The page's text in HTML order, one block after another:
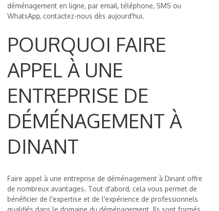
déménagement en ligne, par email, téléphone, SMS ou
WhatsApp, contactez-nous dès aujourd'hui.
POURQUOI FAIRE
APPEL À UNE
ENTREPRISE DE
DÉMÉNAGEMENT À
DINANT
Faire appel à une entreprise de déménagement à Dinant offre
de nombreux avantages. Tout d'abord, cela vous permet de
bénéficier de l'expertise et de l'expérience de professionnels